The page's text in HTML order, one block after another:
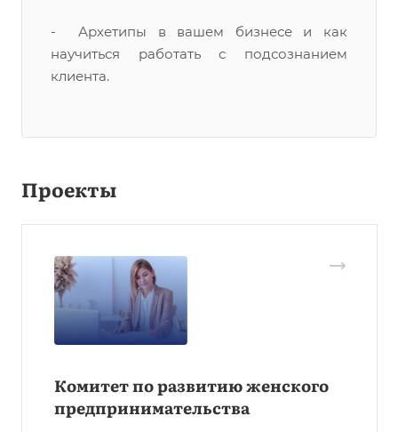
- Архетипы в вашем бизнесе и как
научиться работать с подсознанием
клиента.
Проекты
Комитет по развитию женского
предпринимательства